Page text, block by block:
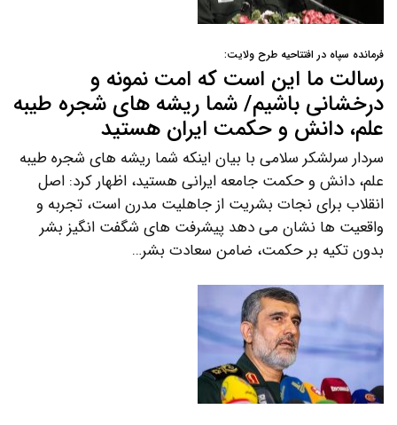
فرمانده سپاه در افتتاحیه طرح ولایت:
رسالت ما این است که امت نمونه و
درخشانی باشیم/ شما ریشه های شجره طیبه
علم، دانش و حکمت ایران هستید
سردار سرلشکر سلامی با بیان اینکه شما ریشه های شجره طیبه
علم، دانش و حکمت جامعه ایرانی هستید، اظهار کرد: اصل
انقلاب برای نجات بشریت از جاهلیت مدرن است، تجربه و
واقعیت ها نشان می دهد پیشرفت های شگفت انگیز بشر
بدون تکیه بر حکمت، ضامن سعادت بشر…